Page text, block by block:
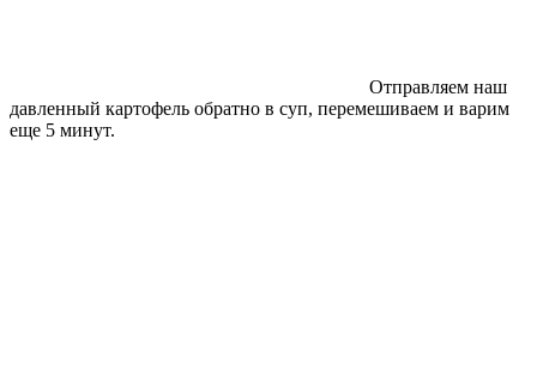
Отправляем наш
давленный картофель обратно в суп, перемешиваем и варим
еще 5 минут.